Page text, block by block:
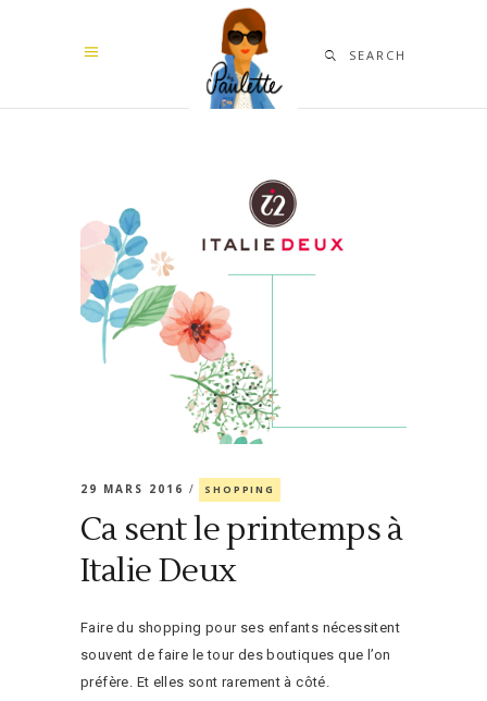
SEARCH
29 MARS 2016 SHOPPING
Ca sent le printemps à
Italie Deux
Faire du shopping pour ses enfants nécessitent
souvent de faire le tour des boutiques que l’on
préfère. Et elles sont rarement à côté.